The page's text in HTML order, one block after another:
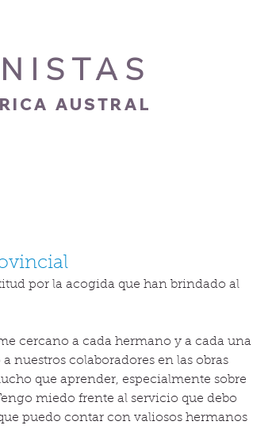
AUSTRAL
por la acogida que han brindado al
cercano a cada hermano y a cada una
nuestros colaboradores en las obras
que aprender, especialmente sobre
miedo frente al servicio que debo
puedo contar con valiosos hermanos